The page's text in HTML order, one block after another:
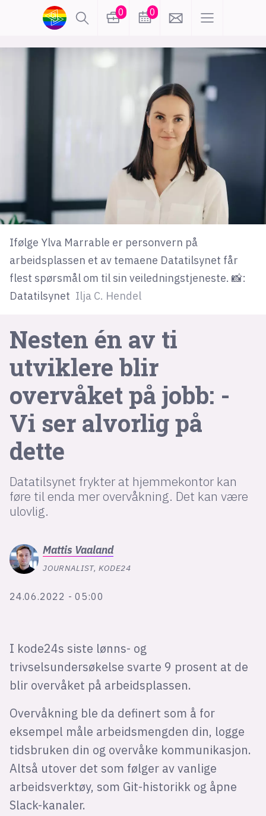
0 0
Ifølge Ylva Marrable er personvern på
arbeidsplassen et av temaene Datatilsynet får
flest spørsmål om til sin veiledningstjeneste. 📸:
Datatilsynet Ilja C. Hendel
Nesten én av ti
utviklere blir
overvåket på jobb: -
Vi ser alvorlig på
dette
Datatilsynet frykter at hjemmekontor kan
føre til enda mer overvåkning. Det kan være
ulovlig.
Mattis Vaaland
JOURNALIST, KODE24
24.06.2022 - 05:00
I kode24s siste lønns- og
trivselsundersøkelse svarte 9 prosent at de
blir overvåket på arbeidsplassen.
Overvåkning ble da definert som å for
eksempel måle arbeidsmengden din, logge
tidsbruken din og overvåke kommunikasjon.
Altså utover det som følger av vanlige
arbeidsverktøy, som Git-historikk og åpne
Slack-kanaler.
lønn
KI
meninger
sikkerhet
backend
apputvikling
devops
tilgjengelighet
ukas koder
inn/ut
hobby
lys modus
mørk modus
nyhetsbrev
kode24-klubben
LinkedIn
Bluesky
Facebook
annonsepriser
annonseguide
suksesshistorier